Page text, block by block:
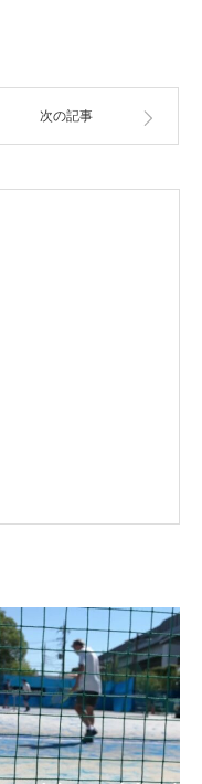
次の記事